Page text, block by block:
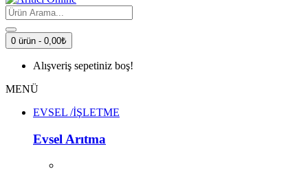
0 ürün - 0,00₺
Alışveriş sepetiniz boş!
MENÜ
EVSEL /İŞLETME
Evsel Arıtma